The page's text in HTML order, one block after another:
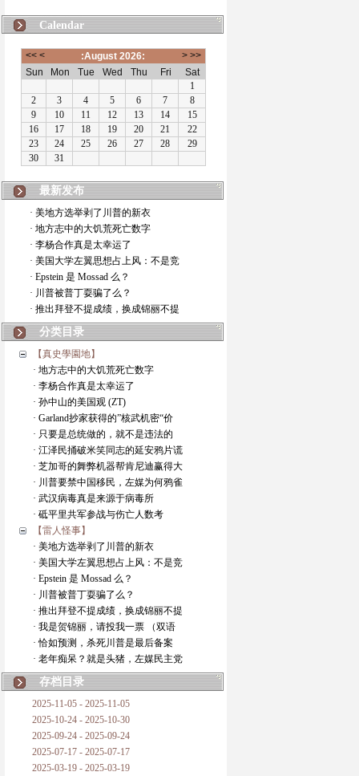
Calendar
最新发布
· 美地方选举剥了川普的新衣
· 地方志中的大饥荒死亡数字
· 李杨合作真是太幸运了
· 美国大学左翼思想占上风：不是竞
· Epstein 是 Mossad 么？
· 川普被普丁耍骗了么？
· 推出拜登不提成绩，换成锦丽不提
分类目录
【真史學園地】
· 地方志中的大饥荒死亡数字
· 李杨合作真是太幸运了
· 孙中山的美国观 (ZT)
· Garland抄家获得的”核武机密“价
· 只要是总统做的，就不是违法的
· 江泽民捅破米笑同志的延安鸦片谎
· 芝加哥的舞弊机器帮肯尼迪赢得大
· 川普要禁中国移民，左媒为何鸦雀
· 武汉病毒真是来源于病毒所
· 砥平里共军参战与伤亡人数考
【雷人怪事】
· 美地方选举剥了川普的新衣
· 美国大学左翼思想占上风：不是竞
· Epstein 是 Mossad 么？
· 川普被普丁耍骗了么？
· 推出拜登不提成绩，换成锦丽不提
· 我是贺锦丽，请投我一票 （双语
· 恰如预测，杀死川普是最后备案
· 老年痴呆？就是头猪，左媒民主党
存档目录
2025-11-05 - 2025-11-05
2025-10-24 - 2025-10-30
2025-09-24 - 2025-09-24
2025-07-17 - 2025-07-17
2025-03-19 - 2025-03-19